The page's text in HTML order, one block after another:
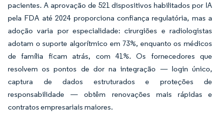
pacientes. A aprovação de 521 dispositivos habilitados por IA
pela FDA até 2024 proporciona confiança regulatória, mas a
adoção varia por especialidade: cirurgiões e radiologistas
adotam o suporte algorítmico em 73%, enquanto os médicos
de família ficam atrás, com 41%. Os fornecedores que
resolvem os pontos de dor na integração — login único,
captura de dados estruturados e proteções de
responsabilidade — obtêm renovações mais rápidas e
contratos empresariais maiores.